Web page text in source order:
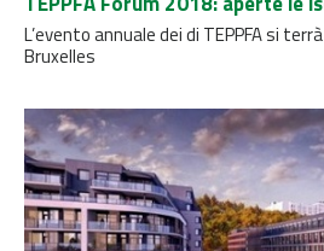
L’evento annuale dei di TEPPFA si
Bruxelles